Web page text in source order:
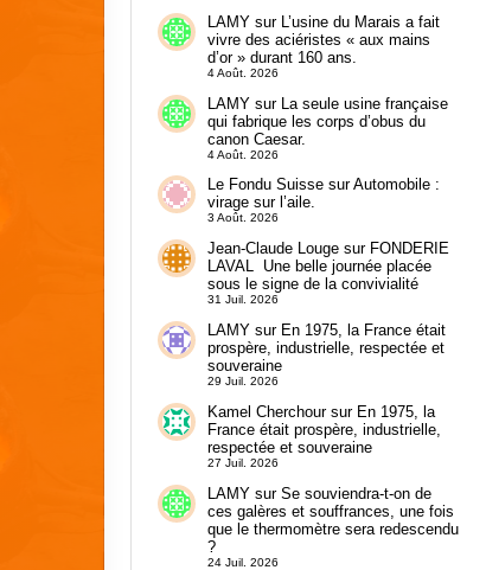
LAMYsur L’usine du Marais a fait
vivre des aciéristes « aux mains
d’or » durant 160 ans.
4 Août. 2026
LAMYsur La seule usine française
qui fabrique les corps d’obus du
canon Caesar.
4 Août. 2026
Le Fondu SuissesurAutomobile :
virage sur l’aile.
3 Août. 2026
Jean-Claude Lougesur FONDERIE
LAVAL Une belle journée placée
sous le signe de la convivialité
31 Juil. 2026
LAMYsur En 1975, la France était
prospère, industrielle, respectée et
souveraine
29 Juil. 2026
Kamel Cherchoursur En 1975, la
France était prospère, industrielle,
respectée et souveraine
27 Juil. 2026
LAMYsur Se souviendra-t-on de
ces galères et souffrances, une fois
que le thermomètre sera redescendu
?
24 Juil. 2026